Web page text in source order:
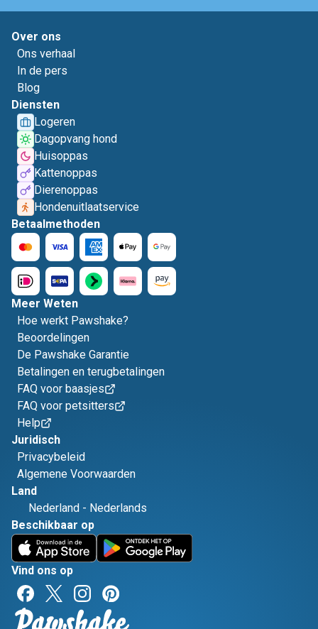
Over ons
Ons verhaal
In de pers
Blog
Diensten
Logeren
Dagopvang hond
Huisoppas
Kattenoppas
Dierenoppas
Hondenuitlaatservice
Betaalmethoden
Meer Weten
Hoe werkt Pawshake?
Beoordelingen
De Pawshake Garantie
Betalingen en terugbetalingen
FAQ voor baasjes
FAQ voor petsitters
Help
Juridisch
Privacybeleid
Algemene Voorwaarden
Land
Nederland - Nederlands
Beschikbaar op
Vind ons op